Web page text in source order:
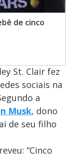
de cinco
St. Clair fez
sociais na
a
Musk, dono
de seu filho
“Cinco